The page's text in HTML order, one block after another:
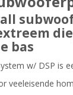
bas
w/ DSP is
veeleisende